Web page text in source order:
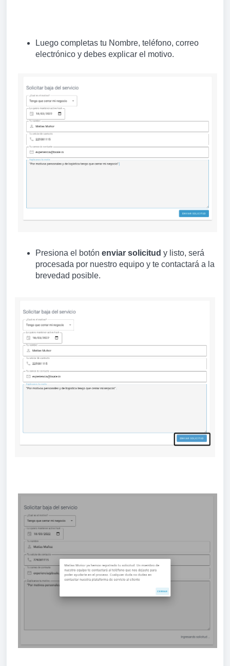
Luego completas tu Nombre, teléfono, correo
electrónico y debes explicar el motivo.
Presiona el botón enviar solicitud y listo, será
procesada por nuestro equipo y te contactará a la
brevedad posible.